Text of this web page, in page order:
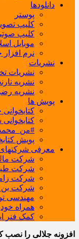
دانلودها
پوستر
کلیپ
کلیپ
موبایل
نرم
نشریات
نشریات
نشریه
نشریه
پویش ها
پویش
معرفی شرکتهای
شرکت
شرکت
شرکت
شرکت بن
مهندسی
همراه
کمک فنر
افزونه جلالی را نصب